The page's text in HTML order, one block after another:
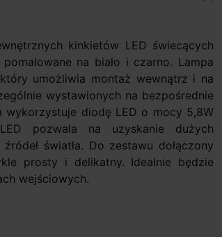
kinkietów LED świecących
na biało i czarno. Lampa
umożliwia montaż wewnątrz i na
wystawionych na bezpośrednie
wykorzystuje diodę LED o mocy 5,8W
pozwala na uzyskanie dużych
światła. Do zestawu dołączony
prosty i delikatny. Idealnie będzie
wejściowych.